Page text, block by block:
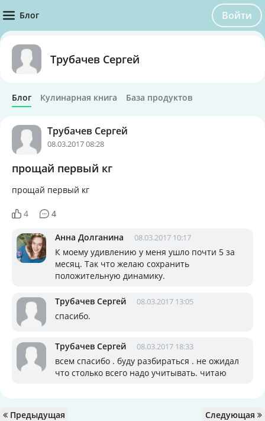
Блог Войти
Трубачев Сергей
Блог Кулинарная книга База продуктов
Трубачев Сергей
08.03.2017 08:28
прощай первый кг
прощай первый кг
4 4
Анна Долганина 08.03.2017 10:17
К моему удивлению у меня ушло почти 5 за
месяц. Так что желаю сохранить
положительную динамику.
Трубачев Сергей 08.03.2017 13:05
спасибо.
Трубачев Сергей 08.03.2017 18:33
всем спасибо . буду разбираться . не ожидал
что столько всего надо учитывать. читаю
Предыдущая Следующая